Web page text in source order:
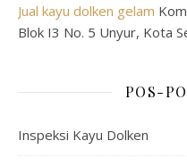
Jual kayu dolken gelam
Blok I3 No. 5 Unyur, Kota
POS-
Inspeksi Kayu Dolken